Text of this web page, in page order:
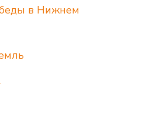
в Нижнем